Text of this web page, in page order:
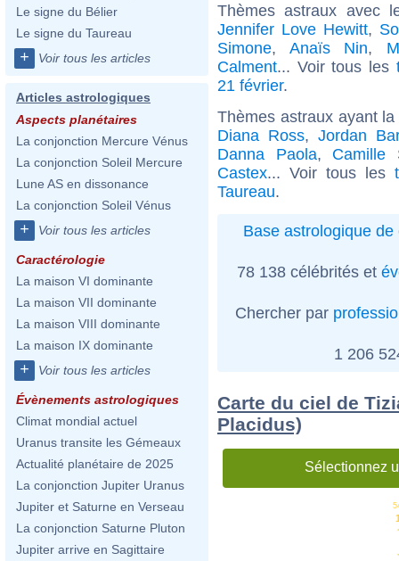
Le signe du Bélier
Le signe du Taureau
+ Voir tous les articles
Articles astrologiques
Aspects planétaires
La conjonction Mercure Vénus
La conjonction Soleil Mercure
Lune AS en dissonance
La conjonction Soleil Vénus
+ Voir tous les articles
Caractérologie
La maison VI dominante
La maison VII dominante
La maison VIII dominante
La maison IX dominante
+ Voir tous les articles
Évènements astrologiques
Climat mondial actuel
Uranus transite les Gémeaux
Actualité planétaire de 2025
La conjonction Jupiter Uranus
Jupiter et Saturne en Verseau
La conjonction Saturne Pluton
Jupiter arrive en Sagittaire
Thèmes astraux avec
Jennifer Love Hewitt,
Simone, Anaïs Nin,
Calment... Voir tous les
21 février.
Thèmes astraux ayant
Diana Ross, Jordan
Danna Paola, Camille
Castex... Voir tous les
Taureau.
Base astrologique de
78 138 célébrités et
Chercher par
1 206
Carte du ciel de
Placidus)
Sélectionnez